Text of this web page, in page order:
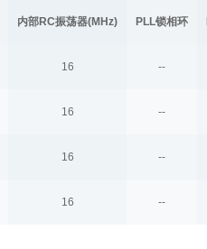
内部RC振荡器(MHz) PLL锁相环
16 --
16 --
16 --
16 --